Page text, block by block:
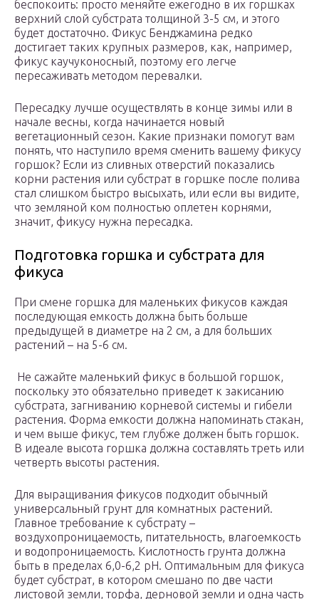
беспокоить: просто меняйте ежегодно в их горшках
верхний слой субстрата толщиной 3-5 см, и этого
будет достаточно. Фикус Бенджамина редко
достигает таких крупных размеров, как, например,
фикус каучуконосный, поэтому его легче
пересаживать методом перевалки.
Пересадку лучше осуществлять в конце зимы или в
начале весны, когда начинается новый
вегетационный сезон. Какие признаки помогут вам
понять, что наступило время сменить вашему фикусу
горшок? Если из сливных отверстий показались
корни растения или субстрат в горшке после полива
стал слишком быстро высыхать, или если вы видите,
что земляной ком полностью оплетен корнями,
значит, фикусу нужна пересадка.
Подготовка горшка и субстрата для
фикуса
При смене горшка для маленьких фикусов каждая
последующая емкость должна быть больше
предыдущей в диаметре на 2 см, а для больших
растений – на 5-6 см.
Не сажайте маленький фикус в большой горшок,
поскольку это обязательно приведет к закисанию
субстрата, загниванию корневой системы и гибели
растения. Форма емкости должна напоминать стакан,
и чем выше фикус, тем глубже должен быть горшок.
В идеале высота горшка должна составлять треть или
четверть высоты растения.
Для выращивания фикусов подходит обычный
универсальный грунт для комнатных растений.
Главное требование к субстрату –
воздухопроницаемость, питательность, влагоемкость
и водопроницаемость. Кислотность грунта должна
быть в пределах 6,0-6,2 pH. Оптимальным для фикуса
будет субстрат, в котором смешано по две части
листовой земли, торфа, дерновой земли и одна часть